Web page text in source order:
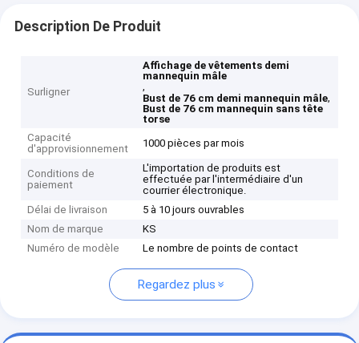
Description De Produit
Surligner
Affichage de vêtements demi
mannequin mâle
,
Bust de 76 cm demi mannequin mâle,
Bust de 76 cm mannequin sans tête
torse
Capacité
d'approvisionnement
1000 pièces par mois
Conditions de
paiement
L'importation de produits est
effectuée par l'intermédiaire d'un
courrier électronique.
Délai de livraison
5 à 10 jours ouvrables
Nom de marque
KS
Numéro de modèle
Le nombre de points de contact
Regardez plus